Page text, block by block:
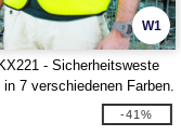
W1
- Sicherheitsweste
7 verschiedenen Farben.
Verschluss in Velcr.
Ränder aus Polyester.
-41%